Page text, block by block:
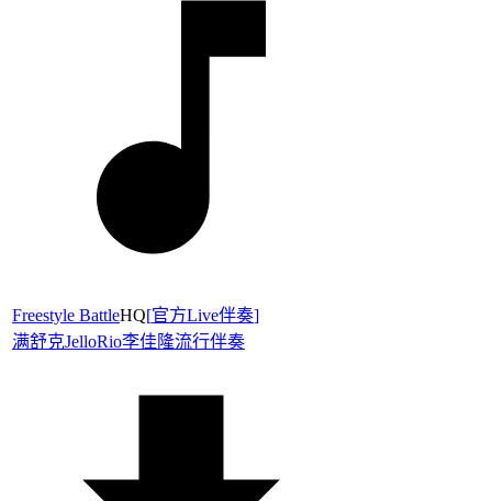
Freestyle BattleHQ[官方Live伴奏]
满舒克JelloRio李佳隆流行伴奏